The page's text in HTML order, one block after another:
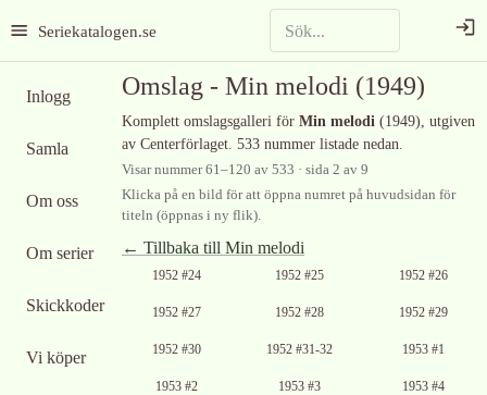
Seriekatalogen.se
Inlogg
Samla
Om oss
Om serier
Skickkoder
Vi köper
Omslag - Min melodi (1949)
Komplett omslagsgalleri för Min melodi (1949), utgiven
av Centerförlaget. 533 nummer listade nedan.
Visar nummer61–120 av 533 · sida 2 av 9
Klicka på en bild för att öppna numret på huvudsidan för
titeln (öppnas i ny flik).
← Tillbaka till Min melodi
Ingen bild
1952 #24
Ingen bild
1952 #25
Ingen bild
1952 #26
Ingen bild
1952 #27
Ingen bild
1952 #28
Ingen bild
1952 #29
Ingen bild
1952 #30
Ingen bild
1952 #31-32 1953 #1
1953 #2 1953 #3
Ingen bild
1953 #4